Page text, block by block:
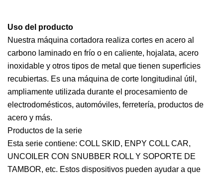
Uso del producto
Nuestra máquina cortadora realiza cortes en acero al
carbono laminado en frío o en caliente, hojalata, acero
inoxidable y otros tipos de metal que tienen superficies
recubiertas. Es una máquina de corte longitudinal útil,
ampliamente utilizada durante el procesamiento de
electrodomésticos, automóviles, ferretería, productos de
acero y más.
Productos de la serie
Esta serie contiene: COLL SKID, ENPY COLL CAR,
UNCOILER CON SNUBBER ROLL Y SOPORTE DE
TAMBOR, etc. Estos dispositivos pueden ayudar a que